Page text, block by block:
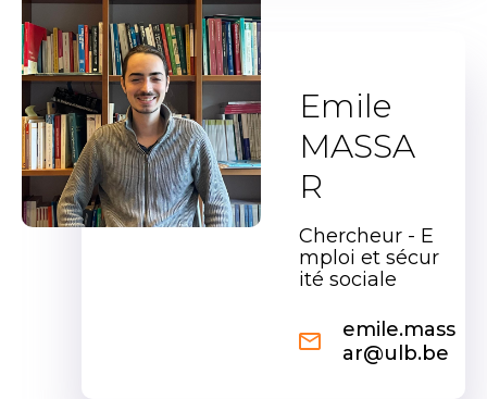
Emile
MASSA
R
Chercheur - E
mploi et sécur
ité sociale
emile.mass
ar@ulb.be